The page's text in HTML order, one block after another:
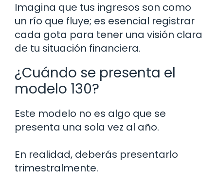
Imagina que tus ingresos son como
un río que fluye; es esencial registrar
cada gota para tener una visión clara
de tu situación financiera.
¿Cuándo se presenta el
modelo 130?
Este modelo no es algo que se
presenta una sola vez al año.
En realidad, deberás presentarlo
trimestralmente.